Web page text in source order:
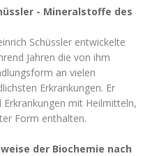
- Mineralstoffe des
Schüssler entwickelte
Jahren die von ihm
an vielen
Erkrankungen. Er
mit Heilmitteln,
Form enthalten.
der Biochemie nach